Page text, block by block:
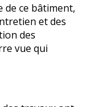
de ce bâtiment,
et des
des
vue qui